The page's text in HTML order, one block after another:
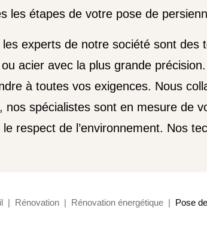
les étapes de votre pose de
les experts de notre société sont des
acier avec la plus grande
à toutes vos exigences. Nous
nos spécialistes sont en mesure de
le respect de l’environnement. Nos
Rénovation Rénovation énergétique Pose